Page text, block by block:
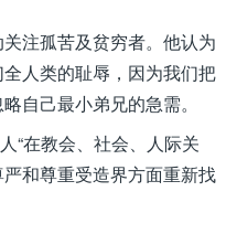
注孤苦及贫穷者。他认为
人类的耻辱，因为我们把
自己最小弟兄的急需。
“在教会、社会、人际关
和尊重受造界方面重新找